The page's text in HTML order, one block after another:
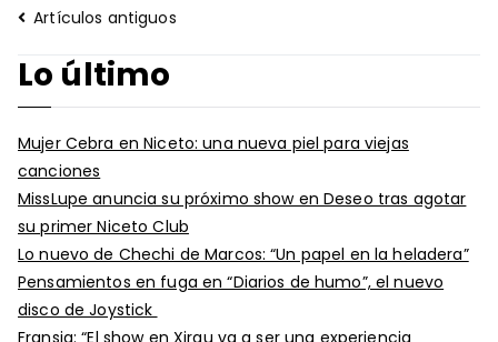
Navegación
entradas
Artículos antiguos
Lo último
Mujer Cebra en Niceto: una nueva piel para viejas
canciones
MissLupe anuncia su próximo show en Deseo tras agotar
su primer Niceto Club
Lo nuevo de Chechi de Marcos: “Un papel en la heladera”
Pensamientos en fuga en “Diarios de humo”, el nuevo
disco de Joystick